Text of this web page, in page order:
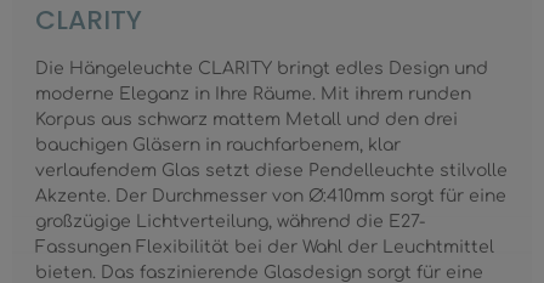
CLARITY
Die Hängeleuchte CLARITY bringt edles Design und
moderne Eleganz in Ihre Räume. Mit ihrem runden
Korpus aus schwarz mattem Metall und den drei
bauchigen Gläsern in rauchfarbenem, klar
verlaufendem Glas setzt diese Pendelleuchte stilvolle
Akzente. Der Durchmesser von Ø:410mm sorgt für eine
großzügige Lichtverteilung, während die E27-
Fassungen Flexibilität bei der Wahl der Leuchtmittel
bieten. Das faszinierende Glasdesign sorgt für eine